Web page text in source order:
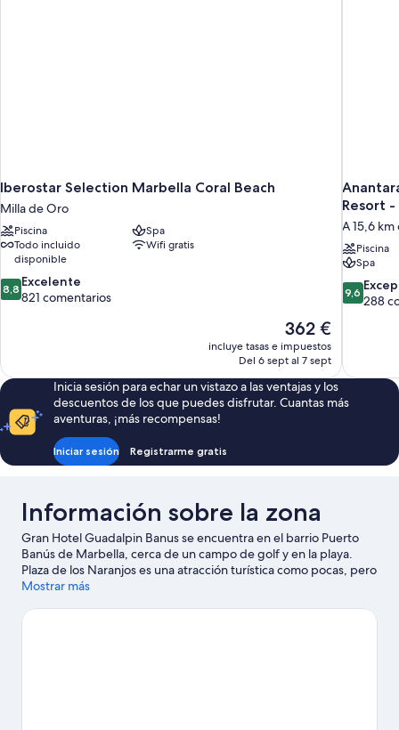
Iberostar Selection Marbella Coral Beach
Milla de Oro
Piscina
Spa
Todo incluido
disponible
Wifi gratis
8.8
sobre
8,8 Excelente
821 comentarios
El
precio
actual
de
362 €
362 €
incluye tasas e impuestos
Del 6 sept al 7 sept
Resort
A 15,6
Piscina
Spa
9.6
sobre
9,6
288
Inicia sesión para echar un vistazo a las ventajas y los
descuentos de los que puedes disfrutar. Cuantas más
aventuras, ¡más recompensas!
Iniciar sesión Registrarme gratis
Información sobre la zona
Gran Hotel Guadalpin Banus se encuentra en el barrio Puerto
Banús de Marbella, cerca de un campo de golf y en la playa.
Plaza de los Naranjos es una atracción turística como pocas, pero
si buscas unas vacaciones activas, acércate a La Marina de
Parque temático Selwo Aventura: ¡te encantará! Descubre todas
Mostrar más